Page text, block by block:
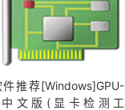
件推荐[Windows]GPU-
文版(显卡检测工